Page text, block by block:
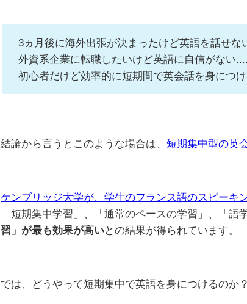
3ヵ月後に海外出張が決まったけど英語を話せな
外資系企業に転職したいけど英語に自信がない
初心者だけど効率的に短期間で英会話を身につ
結論から言うとこのような場合は、短期集中型の英
ケンブリッジ大学が、学生のフランス語のスピーキ
「短期集中学習」、「通常のペースの学習」、「語
習」が最も効果が高いとの結果が得られています。
では、どうやって短期集中で英語を身につけるのか？